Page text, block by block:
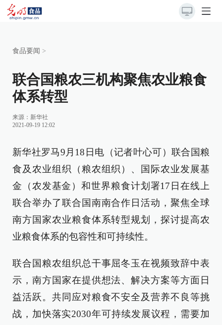
食品要闻 >
联合国粮农三机构聚焦农业粮食
体系转型
来源：新华社
2021-09-19 12:02
新华社罗马9月18日电（记者叶心可）联合国粮
食及农业组织（粮农组织）、国际农业发展基
金（农发基金）和世界粮食计划署17日在线上
联合举办了联合国南南合作日活动，聚焦全球
南方国家农业粮食体系转型规划，探讨提高农
业粮食体系的包容性和可持续性。
联合国粮农组织总干事屈冬玉在视频致辞中表
示，南方国家在提供想法、解决方案等方面日
益活跃。共同应对粮食不安全及营养不良等挑
战，加快落实2030年可持续发展议程，需要加